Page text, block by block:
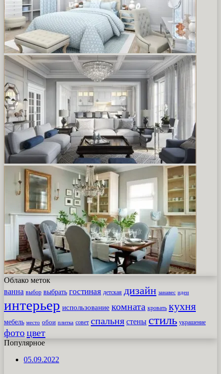
Облако меток
ванна выбор выбрать гостиная детская дизайн занавес идеи
интерьер использование комната кровать кухня
мебель место обои плитка совет спальня стены стиль украшение
фотоцвет
Популярное
05.09.2022